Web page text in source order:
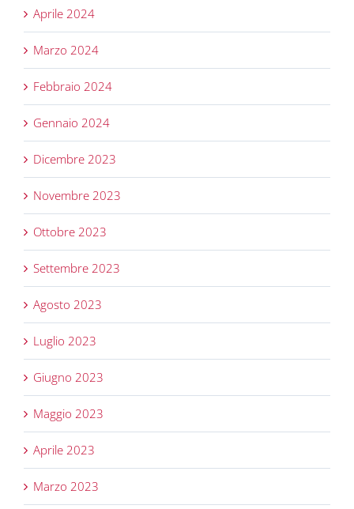
Aprile 2024
Marzo 2024
Febbraio 2024
Gennaio 2024
Dicembre 2023
Novembre 2023
Ottobre 2023
Settembre 2023
Agosto 2023
Luglio 2023
Giugno 2023
Maggio 2023
Aprile 2023
Marzo 2023